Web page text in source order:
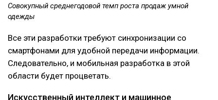
Совокупный среднегодовой темп роста продаж умной
одежды
Все эти разработки требуют синхронизации со
смартфонами для удобной передачи информации.
Следовательно, и мобильная разработка в этой
области будет процветать.
Искусственный интеллект и машинное